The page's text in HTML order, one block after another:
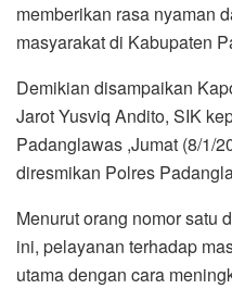
memberikan rasa nyaman
masyarakat di Kabupaten
Demikian disampaikan
Jarot Yusviq Andito, SIK
Padanglawas ,Jumat (8/1/
diresmikan Polres
Menurut orang nomor satu
ini, pelayanan terhadap
utama dengan cara